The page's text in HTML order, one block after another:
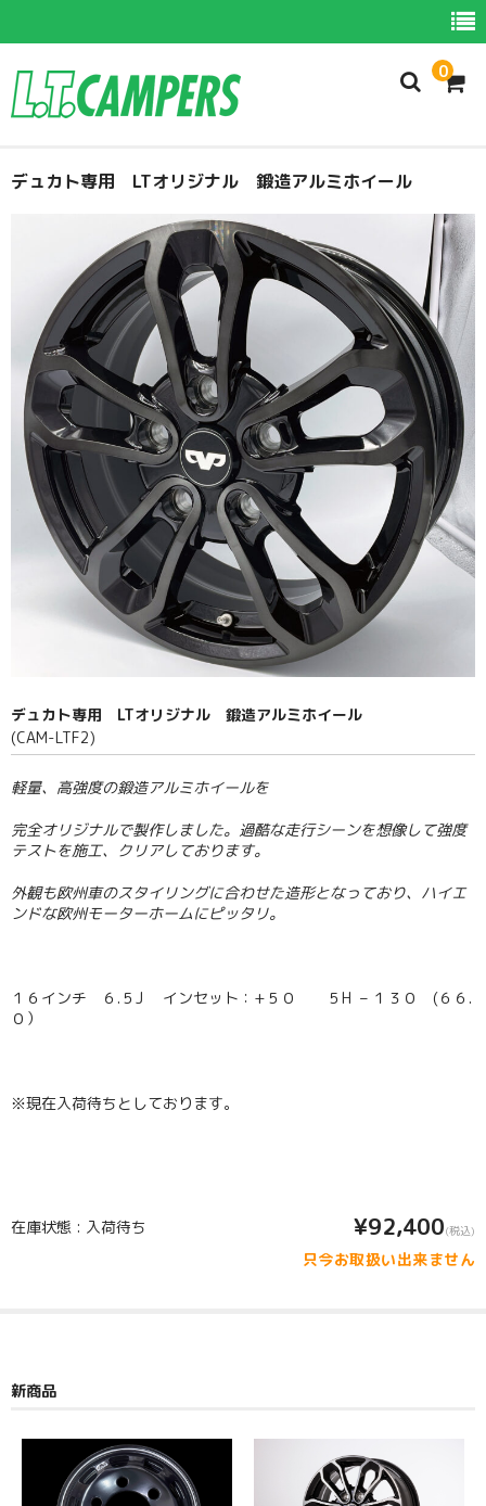
0
ホーム
新商品
お勧め商品
カムロード用パーツ
デュカト用パーツ
スプリンター用パーツ
カート
特定商取引法に基づく表記
プライバシーポリシー
当サイトについて
デュカト専用 LTオリジナル 鍛造アルミホイール
デュカト専用 LTオリジナル 鍛造アルミホイール
(CAM-LTF2)
軽量、高強度の鍛造アルミホイールを
完全オリジナルで製作しました。 過酷な走行シーンを想像して強度
テストを施工、クリアしております。
外観も欧州車のスタイリングに合わせた造形となっており、 ハイエ
ンドな欧州モーターホームにピッタリ。
１６インチ ６.５J インセット：+５０ ５H – １３０ (６６.
０）
※現在入荷待ちとしております。
在庫状態 : 入荷待ち ¥92,400(税込)
只今お取扱い出来ません
新商品